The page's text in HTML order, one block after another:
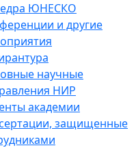
ЮНЕСКО
и другие
научные
НИР
академии
защищенные